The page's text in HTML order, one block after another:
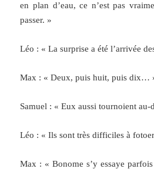
en plan d’eau, ce n’est pas
passer. »
Léo : « La surprise a été l’arrivée
Max : « Deux, puis huit, puis dix…
Samuel : « Eux aussi tournoient au-
Léo : « Ils sont très difficiles à
Max : « Bonome s’y essaye